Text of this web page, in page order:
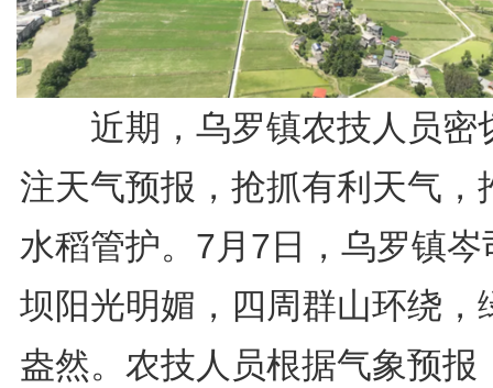
近期，乌罗镇农技人员密
注天气预报，抢抓有利天气，
水稻管护。7月7日，乌罗镇岑
坝阳光明媚，四周群山环绕，
盎然。农技人员根据气象预报